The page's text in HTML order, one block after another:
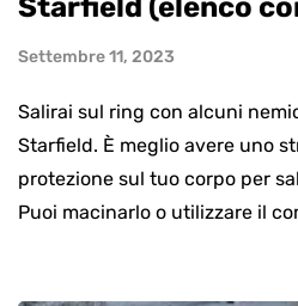
Starfield (elenco
Settembre 11, 2023
Salirai sul ring con alcuni
Starfield. È meglio avere uno
protezione sul tuo corpo per
Puoi macinarlo o utilizzare il